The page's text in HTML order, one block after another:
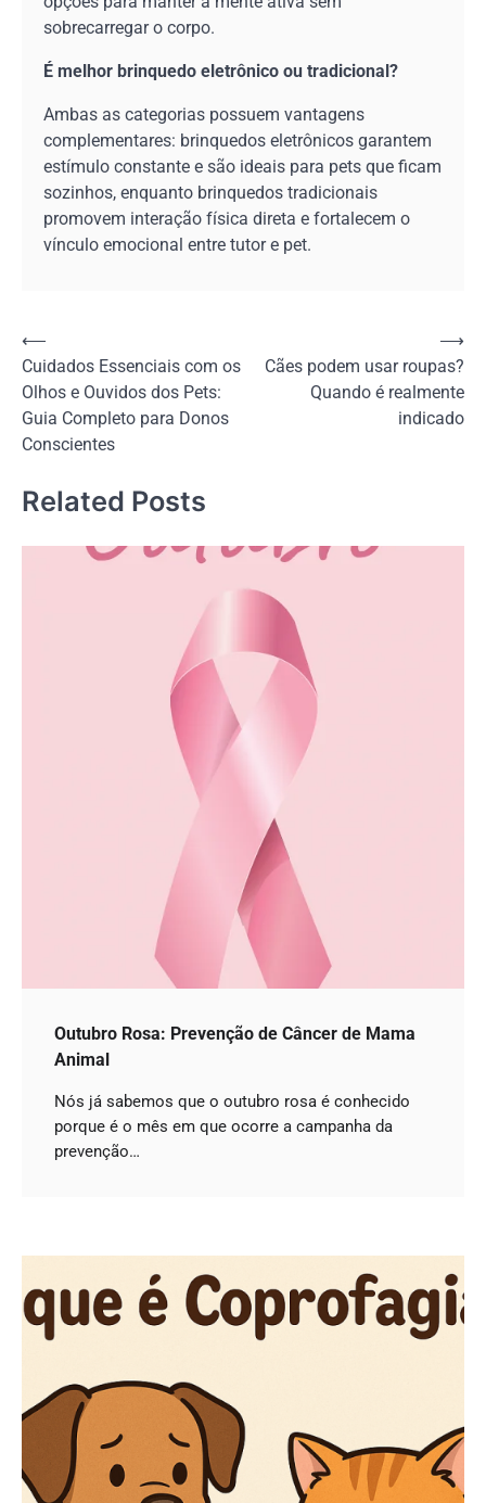
sobrecarregar o corpo.
É melhor brinquedo eletrônico ou tradicional?
Ambas as categorias possuem vantagens
complementares: brinquedos eletrônicos garantem
estímulo constante e são ideais para pets que ficam
sozinhos, enquanto brinquedos tradicionais
promovem interação física direta e fortalecem o
vínculo emocional entre tutor e pet.
Navegação
de
Post
⟵
Cuidados Essenciais com os
Olhos e Ouvidos dos Pets:
Guia Completo para Donos
Conscientes
Cães podem usar roupas?
Quando é realmente
indicado
⟶
Related Posts
Outubro Rosa: Prevenção de Câncer de Mama
Animal
Nós já sabemos que o outubro rosa é conhecido
porque é o mês em que ocorre a campanha da
prevenção…